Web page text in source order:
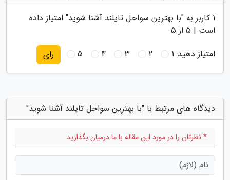
1 کاربر به "با بهترین سواحل تایلند آشنا شوید" امتیاز داده
است | 5 از 5
امتیاز دهید:1
2
3
4
5 رای
دیدگاه های مرتبط با "با بهترین سواحل تایلند آشنا شوید"
* نظرتان را در مورد این مقاله با ما درمیان بگذارید